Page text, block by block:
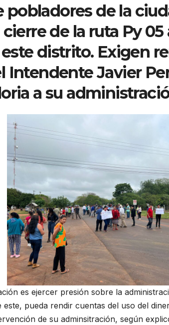
pobladores de la
de la ruta Py
distrito. Exigen
Intendente Javier
a su
es ejercer presión sobre la
pueda rendir cuentas del uso del
de su adminsitración, según